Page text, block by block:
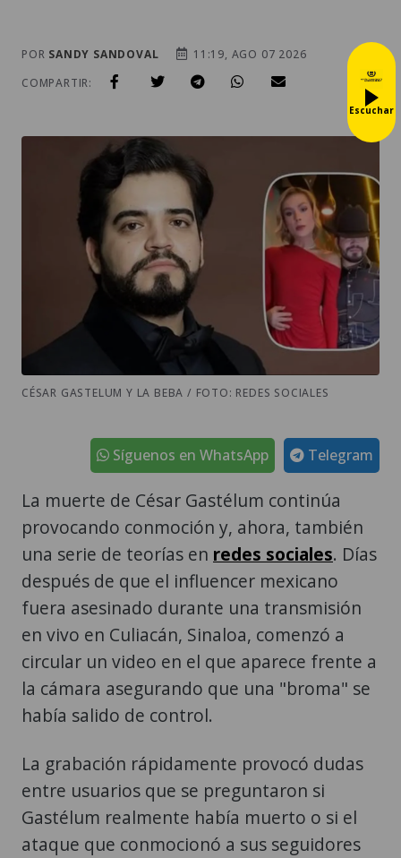
POR SANDY SANDOVAL
11:19, AGO 07 2026
COMPARTIR:
CÉSAR GASTELUM Y LA BEBA / FOTO: REDES SOCIALES
Telegram
Síguenos en WhatsApp
La muerte de César Gastélum continúa
provocando conmoción y, ahora, también
una serie de teorías en redes sociales. Días
después de que el influencer mexicano
fuera asesinado durante una transmisión
en vivo en Culiacán, Sinaloa, comenzó a
circular un video en el que aparece frente a
la cámara asegurando que una "broma" se
había salido de control.
La grabación rápidamente provocó dudas
entre usuarios que se preguntaron si
Gastélum realmente había muerto o si el
ataque que conmocionó a sus seguidores
Escuchar